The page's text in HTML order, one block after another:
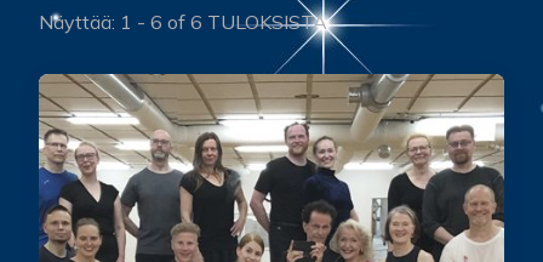
Näyttää: 1 - 6 of 6 TULOKSISTA